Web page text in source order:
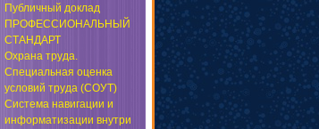
Публичный доклад
ПРОФЕССИОНАЛЬНЫЙ
СТАНДАРТ
Охрана труда.
Специальная оценка
условий труда (СОУТ)
Система навигации и
информатизации внутри